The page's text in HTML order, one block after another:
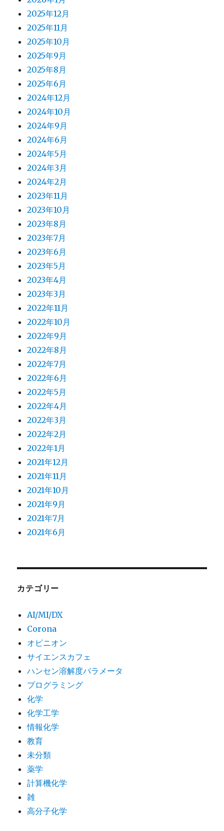
2025年12月
2025年11月
2025年10月
2025年9月
2025年8月
2025年6月
2024年12月
2024年10月
2024年9月
2024年6月
2024年5月
2024年3月
2024年2月
2023年11月
2023年10月
2023年8月
2023年7月
2023年6月
2023年5月
2023年4月
2023年3月
2022年11月
2022年10月
2022年9月
2022年8月
2022年7月
2022年6月
2022年5月
2022年4月
2022年3月
2022年2月
2022年1月
2021年12月
2021年11月
2021年10月
2021年9月
2021年7月
2021年6月
カテゴリー
AI/MI/DX
Corona
オピニオン
サイエンスカフェ
ハンセン溶解度パラメータ
プログラミング
化学
化学工学
情報化学
教育
未分類
薬学
計算機化学
雑
高分子化学